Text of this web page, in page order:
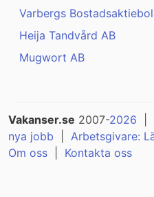
Varbergs
Heija Tandvård AB
Mugwort AB
Vakanser.se 2007-2026
nya jobb
Arbetsgivare:
Om oss
Kontakta oss